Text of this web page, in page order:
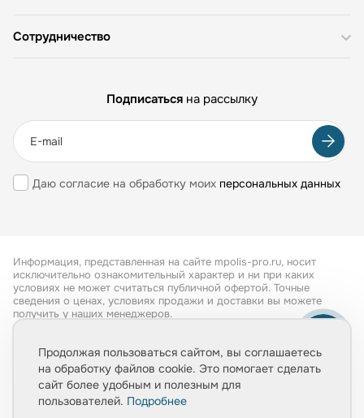
Сотрудничество
Подписаться на рассылку
Даю согласие на обработку моих персональных данных
Информация, представленная на сайте mpolis-pro.ru, носит
исключительно ознакомительный характер и ни при каких
условиях не может считаться публичной офертой. Точные
сведения о ценах, условиях продажи и доставки вы можете
получить у наших менеджеров.
Обработка персональных данных
Политика конфиденциальности
Продолжая пользоваться сайтом, вы соглашаетесь
на обработку файлов cookie. Это помогает сделать
сайт более удобным и полезным для
пользователей. Подробнее